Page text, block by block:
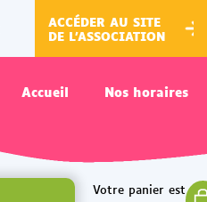
ACCÉDER AU SITE
DE L'ASSOCIATION
Accueil Nos horaires